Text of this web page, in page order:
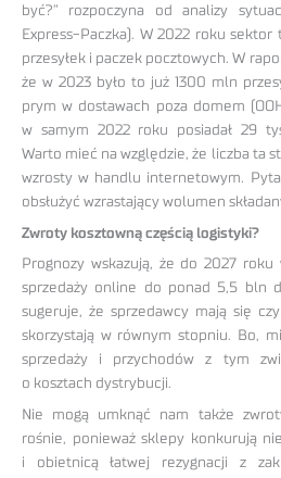
być?” rozpoczyna od analizy
Express-Paczka). W 2022 roku sektor
przesyłek i paczek pocztowych. W
że w 2023 było to już 1300 mln
prym w dostawach poza domem
w samym 2022 roku posiadał 29
Warto mieć na względzie, że liczba ta
wzrosty w handlu internetowym.
obsłużyć wzrastający wolumen
Zwroty kosztowną częścią logistyki?
Prognozy wskazują, że do 2027
sprzedaży online do ponad 5,5 bln
sugeruje, że sprzedawcy mają się
skorzystają w równym stopniu. Bo,
sprzedaży i przychodów z tym
o kosztach dystrybucji.
Nie mogą umknąć nam także
rośnie, ponieważ sklepy konkurują
i obietnicą łatwej rezygnacji z